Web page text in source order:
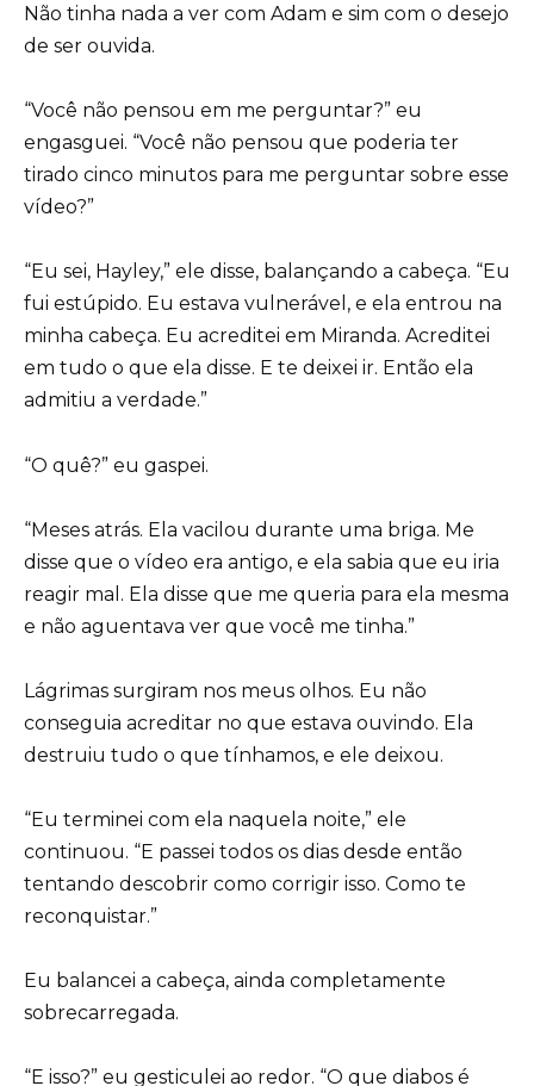
Não tinha nada a ver com Adam e sim com o desejo
de ser ouvida.
“Você não pensou em me perguntar?” eu
engasguei. “Você não pensou que poderia ter
tirado cinco minutos para me perguntar sobre esse
vídeo?”
“Eu sei, Hayley,” ele disse, balançando a cabeça. “Eu
fui estúpido. Eu estava vulnerável, e ela entrou na
minha cabeça. Eu acreditei em Miranda. Acreditei
em tudo o que ela disse. E te deixei ir. Então ela
admitiu a verdade.”
“O quê?” eu gaspei.
“Meses atrás. Ela vacilou durante uma briga. Me
disse que o vídeo era antigo, e ela sabia que eu iria
reagir mal. Ela disse que me queria para ela mesma
e não aguentava ver que você me tinha.”
Lágrimas surgiram nos meus olhos. Eu não
conseguia acreditar no que estava ouvindo. Ela
destruiu tudo o que tínhamos, e ele deixou.
“Eu terminei com ela naquela noite,” ele
continuou. “E passei todos os dias desde então
tentando descobrir como corrigir isso. Como te
reconquistar.”
Eu balancei a cabeça, ainda completamente
sobrecarregada.
“E isso?” eu gesticulei ao redor. “O que diabos é